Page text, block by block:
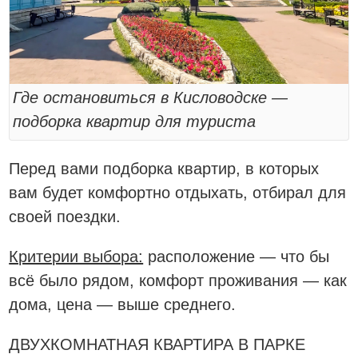
Где остановиться в Кисловодске —
подборка квартир для туриста
Перед вами подборка квартир, в которых
вам будет комфортно отдыхать, отбирал для
своей поездки.
Критерии выбора: расположение — что бы
всё было рядом, комфорт проживания — как
дома, цена — выше среднего.
ДВУХКОМНАТНАЯ КВАРТИРА В ПАРКЕ